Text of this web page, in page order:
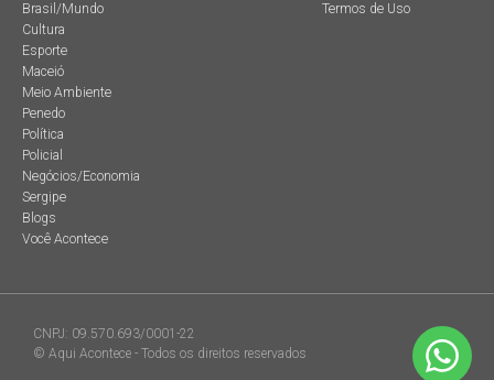
Brasil/Mundo
Cultura
Esporte
Maceió
Meio Ambiente
Penedo
Política
Policial
Negócios/Economia
Sergipe
Blogs
Você Acontece
Termos de Uso
CNPJ: 09.570.693/0001-22
© Aqui Acontece - Todos os direitos reservados